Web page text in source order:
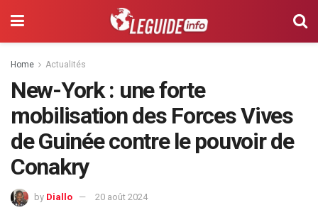
Home Actualités
New-York : une forte
mobilisation des Forces Vives
de Guinée contre le pouvoir de
Conakry
by Diallo 20 août 2024